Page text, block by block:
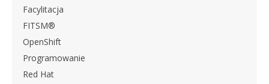
Facylitacja
FITSM®
OpenShift
Programowanie
Red Hat